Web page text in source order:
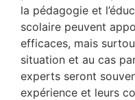
la pédagogie et
scolaire peuvent
efficaces, mais
situation et au cas
experts seront
expérience et leurs